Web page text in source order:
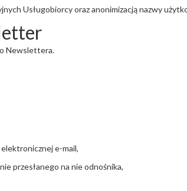
Usługobiorcy oraz anonimizacją nazwy
Newslettera.
e-mail,
przesłanego na nie odnośnika,